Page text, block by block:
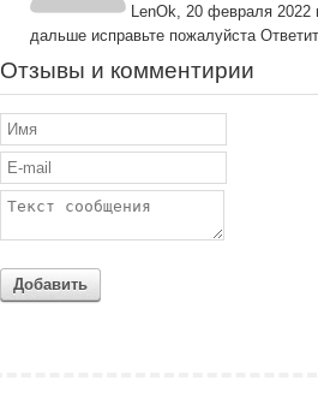
LenOk 20 февраля 2022
дальше исправьте пожалуйста
Отзывы и комментирии
Добавить